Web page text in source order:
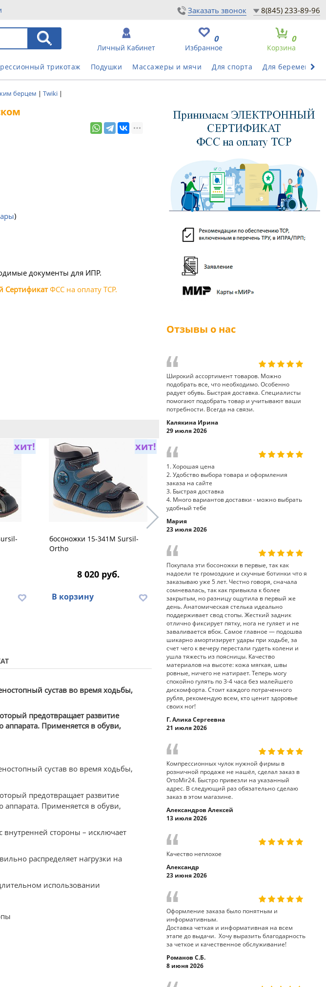
Заказать звонок 8(845) 233-89-96
Корзина
0
Избранное
0
Личный Кабинет
трикотаж Подушки Массажеры и мячи Для спорта Для беременных
берцем | Twiki |
)
документы для ИПР.
СертификатФСС на оплату ТСР.
хит! хит!
босоножки 15-341M Sursil-
Ortho
8 020 руб.
В корзину
Ortho
8 790 руб.
В корзину
Sursil-
В
сустав во время ходьбы,
предотвращает развитие
аппарата. Применяется в обуви,
сустав во время ходьбы,
предотвращает развитие
Применяется в обуви,
стороны – исключает
распределяет нагрузки на
использовании
Отзывы о нас
Широкий ассортимент товаров. Можно
подобрать все, что необходимо. Особенно
радует обувь. Быстрая доставка. Специалисты
помогают подобрать товар и учитывают ваши
потребности. Всегда на связи.
Калякина Ирина
29 июля 2026
1. Хорошая цена
2. Удобство выбора товара и оформления
заказа на сайте
3. Быстрая доставка
4. Много вариантов доставки - можно выбрать
удобный тебе
Мария
23 июля 2026
Покупала эти босоножки в первые, так как
надоели те громоздкие и скучные ботинки что я
заказываю уже 5 лет. Честно говоря, сначала
сомневалась, так как привыкла к более
закрытым, но разницу ощутила в первый же
день. Анатомическая стелька идеально
поддерживает свод стопы. Жесткий задник
отлично фиксирует пятку, нога не гуляет и не
заваливается вбок. Самое главное — подошва
шикарно амортизирует удары при ходьбе, за
счет чего к вечеру перестали гудеть колени и
ушла тяжесть из поясницы. Качество
материалов на высоте: кожа мягкая, швы
ровные, ничего не натирает. Теперь могу
спокойно гулять по 3-4 часа без малейшего
дискомфорта. Стоит каждого потраченного
рубля, рекомендую всем, кто ценит здоровье
своих ног!
Г. Алика Сергеевна
21 июля 2026
Компрессионных чулок нужной фирмы в
розничной продаже не нашёл, сделал заказ в
OrtoMir24. Быстро привезли на указанный
адрес. В следующий раз обязательно сделаю
заказ в этом магазине.
Александров Алексей
13 июля 2026
Качество неплохое
Александр
23 июня 2026
Оформление заказа было понятным и
информативным.
Доставка четкая и информативная на всем
этапе до выдачи. Хочу выразить благодарность
за четкое и качественное обслуживание!
Романов С.Б.
8 июня 2026